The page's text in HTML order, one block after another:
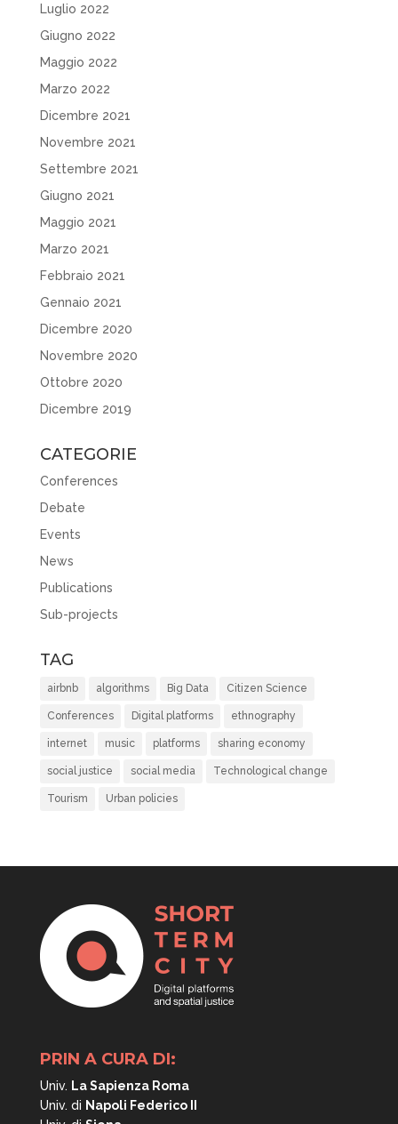
Luglio 2022
Giugno 2022
Maggio 2022
Marzo 2022
Dicembre 2021
Novembre 2021
Settembre 2021
Giugno 2021
Maggio 2021
Marzo 2021
Febbraio 2021
Gennaio 2021
Dicembre 2020
Novembre 2020
Ottobre 2020
Dicembre 2019
CATEGORIE
Conferences
Debate
Events
News
Publications
Sub-projects
TAG
airbnb algorithms Big Data Citizen Science
Conferences Digital platforms ethnography
internet music platforms sharing economy
social justice social media Technological change
Tourism Urban policies
PRIN A CURA DI:
Univ. La Sapienza Roma
Univ. di Napoli Federico II